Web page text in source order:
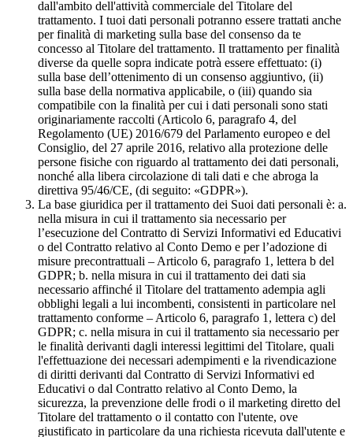
dall'ambito dell'attività commerciale del Titolare del
trattamento. I tuoi dati personali potranno essere trattati anche
per finalità di marketing sulla base del consenso da te
concesso al Titolare del trattamento. Il trattamento per finalità
diverse da quelle sopra indicate potrà essere effettuato: (i)
sulla base dell’ottenimento di un consenso aggiuntivo, (ii)
sulla base della normativa applicabile, o (iii) quando sia
compatibile con la finalità per cui i dati personali sono stati
originariamente raccolti (Articolo 6, paragrafo 4, del
Regolamento (UE) 2016/679 del Parlamento europeo e del
Consiglio, del 27 aprile 2016, relativo alla protezione delle
persone fisiche con riguardo al trattamento dei dati personali,
nonché alla libera circolazione di tali dati e che abroga la
direttiva 95/46/CE, (di seguito: «GDPR»).
La base giuridica per il trattamento dei Suoi dati personali è: a.
nella misura in cui il trattamento sia necessario per
l’esecuzione del Contratto di Servizi Informativi ed Educativi
o del Contratto relativo al Conto Demo e per l’adozione di
misure precontrattuali – Articolo 6, paragrafo 1, lettera b del
GDPR; b. nella misura in cui il trattamento dei dati sia
necessario affinché il Titolare del trattamento adempia agli
obblighi legali a lui incombenti, consistenti in particolare nel
trattamento conforme – Articolo 6, paragrafo 1, lettera c) del
GDPR; c. nella misura in cui il trattamento sia necessario per
le finalità derivanti dagli interessi legittimi del Titolare, quali
l'effettuazione dei necessari adempimenti e la rivendicazione
di diritti derivanti dal Contratto di Servizi Informativi ed
Educativi o dal Contratto relativo al Conto Demo, la
sicurezza, la prevenzione delle frodi o il marketing diretto del
Titolare del trattamento o il contatto con l'utente, ove
giustificato in particolare da una richiesta ricevuta dall'utente e